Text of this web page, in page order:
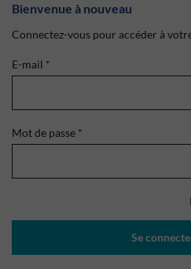
Bienvenue à nouveau
Connectez-vous pour accéder à
E-mail *
Mot de passe *
Se